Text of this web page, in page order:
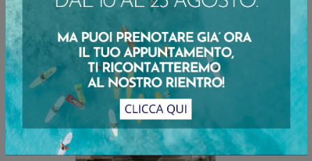
Sfoglia i cataloghi